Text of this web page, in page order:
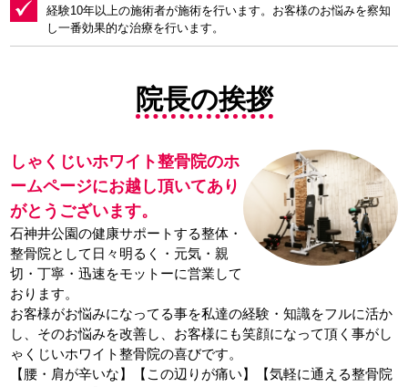
経験10年以上の施術者が施術を行います。お客様のお悩みを察知
し一番効果的な治療を行います。
院長の挨拶
しゃくじいホワイト整骨院のホ
ームページにお越し頂いてあり
がとうございます。
石神井公園の健康サポートする整体・
整骨院として日々明るく・元気・親
切・丁寧・迅速をモットーに営業して
おります。
お客様がお悩みになってる事を私達の経験・知識をフルに活か
し、そのお悩みを改善し、お客様にも笑顔になって頂く事がし
ゃくじいホワイト整骨院の喜びです。
【腰・肩が辛いな】【この辺りが痛い】【気軽に通える整骨院